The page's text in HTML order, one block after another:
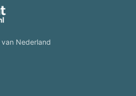
Nederland